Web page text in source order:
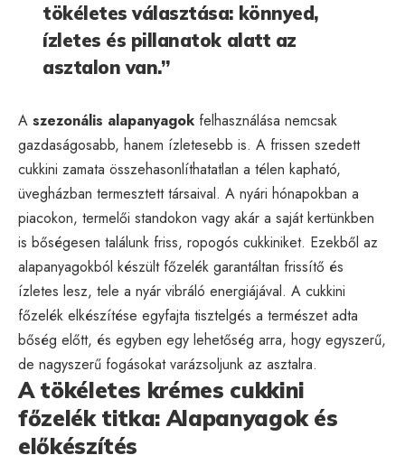
tökéletes választása: könnyed,
ízletes és pillanatok alatt az
asztalon van.”
A szezonális alapanyagok felhasználása nemcsak
gazdaságosabb, hanem ízletesebb is. A frissen szedett
cukkini zamata összehasonlíthatatlan a télen kapható,
üvegházban termesztett társaival. A nyári hónapokban a
piacokon, termelői standokon vagy akár a saját kertünkben
is bőségesen találunk friss, ropogós cukkiniket. Ezekből az
alapanyagokból készült főzelék garantáltan frissítő és
ízletes lesz, tele a nyár vibráló energiájával. A cukkini
főzelék elkészítése egyfajta tisztelgés a természet adta
bőség előtt, és egyben egy lehetőség arra, hogy egyszerű,
de nagyszerű fogásokat varázsoljunk az asztalra.
A tökéletes krémes cukkini
főzelék titka: Alapanyagok és
előkészítés